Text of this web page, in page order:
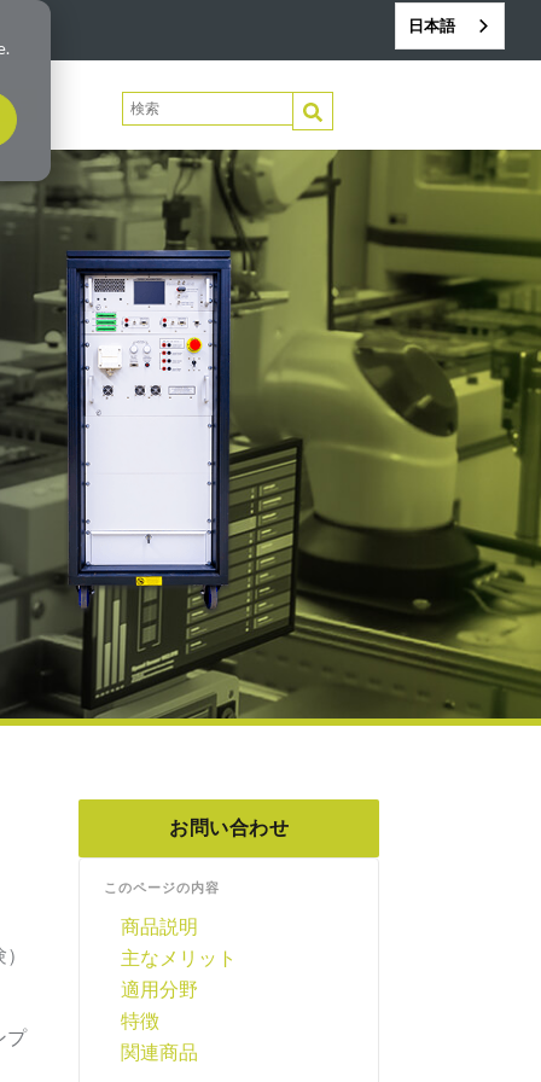
日本語
先 これは、自動補完機能が付いた検索フィールド
プ
お問い合わせ
このページの内容
商品説明
主なメリット
適用分野
特徴
関連商品